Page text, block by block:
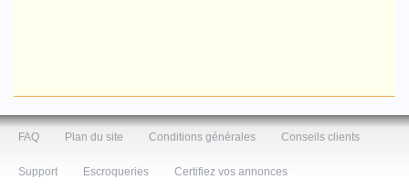
FAQ Plan du site Conditions générales Conseils clients
Support Escroqueries Certifiez vos annonces